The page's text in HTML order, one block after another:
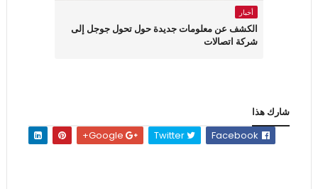
أخبار
الكشف عن معلومات جديدة حول تحول جوجل إلى
شركة اتصالات
شارك هذا
Twitter